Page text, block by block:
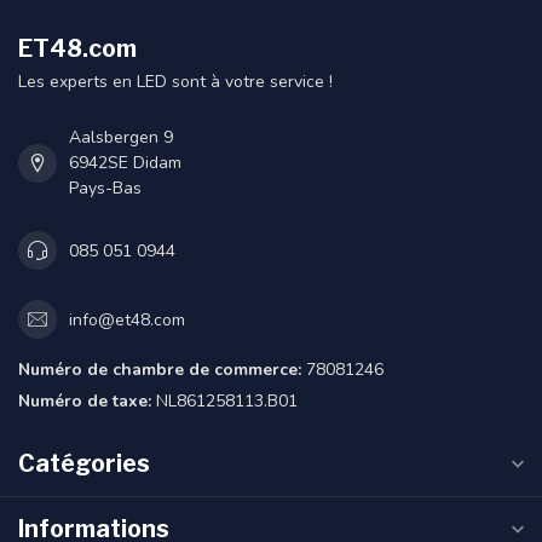
ET48.com
Les experts en LED sont à votre service !
Aalsbergen 9
6942SE Didam
Pays-Bas
085 051 0944
info@et48.com
Numéro de chambre de commerce: 78081246
Numéro de taxe: NL861258113.B01
Catégories
Informations